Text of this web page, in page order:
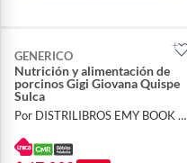
GENERICO
Nutrición y alimentación de
porcinos Gigi Giovana Quispe
Sulca
Por DISTRILIBROS EMY BOOK SAS